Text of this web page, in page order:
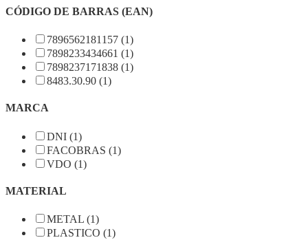
CÓDIGO DE BARRAS (EAN)
7896562181157 (1)
7898233434661 (1)
7898237171838 (1)
8483.30.90 (1)
MARCA
DNI (1)
FACOBRAS (1)
VDO (1)
MATERIAL
METAL (1)
PLASTICO (1)